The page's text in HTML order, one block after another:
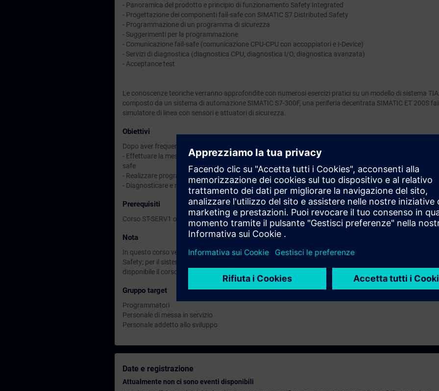
- Panoramica del prodotto e principio di funzionamento Safety Integrated
- Progettazione dei componenti fail-safe con SIMATIC S7 Distributed Safety
- Programmazione di un programma di sicurezza
- Suggerimenti per la programmazione
- Comunicazione fail-safe (comunicazione CPU-CPU con accoppiatori e I-Device)
- Servizi di diagnostica (diagnostica CPU, diagnostica I/O, diagnostica avanzata)
- Acceptance test
Le conoscenze teoriche verranno approfondite con numerosi esercizi pratici su un modello di sistema
composto da un sistema di automazione SIMATIC S7-300F, una periferia decentrata SIMATIC ET 200S
simulatore di linea con sensori e attuatori di sicurezza.
Obiettivi
Dopo aver frequentato il corso sarai in grado di:
- Effettuare la messa in servizio di controllori SIMATIC fail-safe e di sistemi di periferia decentrata SIMATIC
safe
- Realizzare programmi relativi alla sicurezza nei linguaggi LAD e FBD
- Diagnosticare e risolvere problemi di sistemi e programmi di sicurezza
Prerequisiti
Corso ST-SERV1 o ST-PRO1 o equivalenti conoscenze dei sistemi di automazione.
Nota
In questo corso vengono utilizzati il sistema di automazione SIMATIC S7-300F e il software SIMATIC S7
Safety; per il sistema di automazione SIMATIC S7-1500F e il software SIMATIC STEP 7 Safety Advanced
disponibile il corso TIA-SAFETY.
Gruppo target
Programmatori
Personale di messa in servizio
Personale addetto allo sviluppo
Date e registrazione
Attualmente non ci sono eventi disponibili